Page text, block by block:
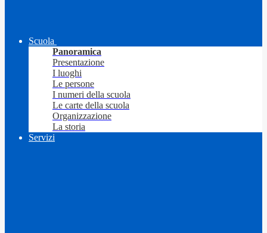
Scuola
Panoramica
Presentazione
I luoghi
Le persone
I numeri della scuola
Le carte della scuola
Organizzazione
La storia
Servizi